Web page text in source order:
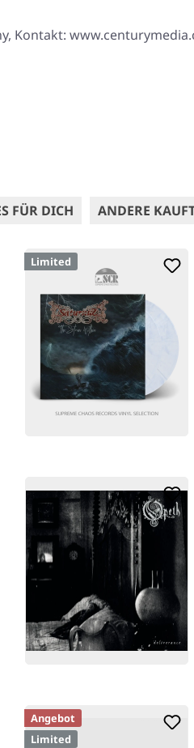
Kontakt:
FÜR DICH ANDERE
Preis:
Limited
Angebot
Limited